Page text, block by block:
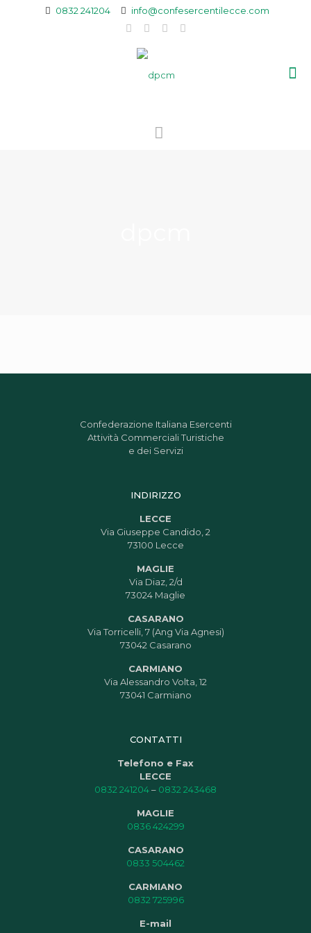
0832 241204 info@confesercentilecce.com
Confederazione Italiana Esercenti
Attività Commerciali Turistiche
e dei Servizi
INDIRIZZO
LECCE
Via Giuseppe Candido, 2
73100 Lecce
MAGLIE
Via Diaz, 2/d
73024 Maglie
CASARANO
Via Torricelli, 7 (Ang Via Agnesi)
73042 Casarano
CARMIANO
Via Alessandro Volta, 12
73041 Carmiano
CONTATTI
Telefono e Fax
LECCE
0832 241204– 0832 243468
MAGLIE
0836 424299
CASARANO
0833 504462
CARMIANO
0832 725996
E-mail